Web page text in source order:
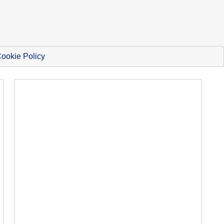
Policy